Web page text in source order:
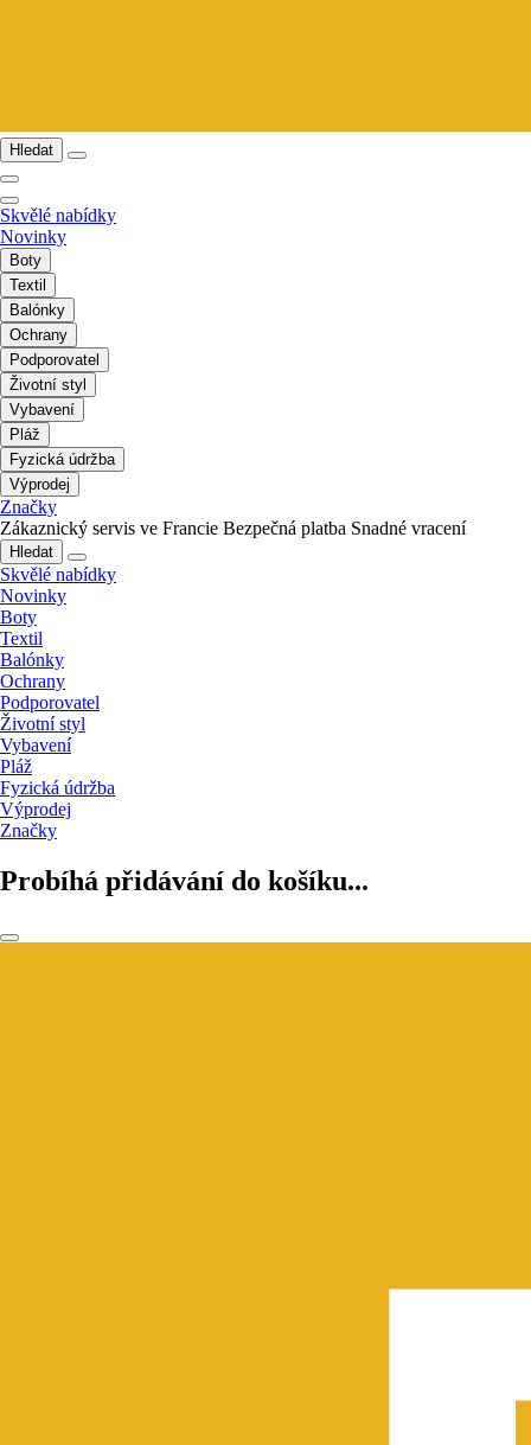
Hledat
Skvělé nabídky
Novinky
Boty
Textil
Balónky
Ochrany
Podporovatel
Životní styl
Vybavení
Pláž
Fyzická údržba
Výprodej
Značky
Zákaznický servis ve Francie Bezpečná platba Snadné vracení
Hledat
Skvělé nabídky
Novinky
Boty
Textil
Balónky
Ochrany
Podporovatel
Životní styl
Vybavení
Pláž
Fyzická údržba
Výprodej
Značky
Probíhá přidávání do košíku...